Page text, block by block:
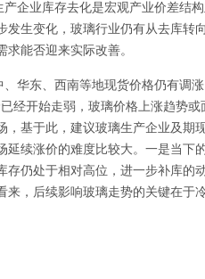
企业库存去化是宏观产业价差结
发生变化，玻璃行业仍有从去库转
能否迎来实际改善。
华东、西南等地现货价格仍有调
经开始走弱，玻璃价格上涨趋势
，基于此，建议玻璃生产企业及期
延续涨价的难度比较大。一是当下
存仍处于相对高位，进一步补库的
来，后续影响玻璃走势的关键在于